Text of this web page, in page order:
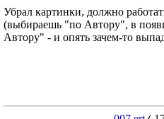
Убрал картинки, должно
(выбираешь "по Автору", в
Автору" - и опять зачем-то